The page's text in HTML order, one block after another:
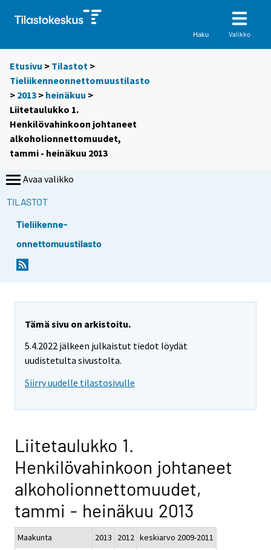
Haku Valikko
Etusivu > Tilastot >
Tieliikenneonnettomuustilasto
> 2013 > heinäkuu >
Liitetaulukko 1.
Henkilövahinkoon johtaneet
alkoholionnettomuudet,
tammi - heinäkuu 2013
Avaa valikko
TILASTOT
Tieliikenne-
onnettomuustilasto
Tämä sivu on arkistoitu.
5.4.2022 jälkeen julkaistut tiedot löydät
uudistetulta sivustolta.
Siirry uudelle tilastosivulle
Liitetaulukko 1.
Henkilövahinkoon johtaneet
alkoholionnettomuudet,
tammi - heinäkuu 2013
Maakunta 2013 2012 keskiarvo 2009-2011